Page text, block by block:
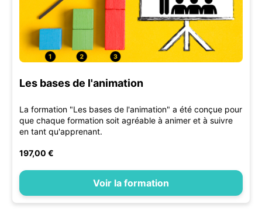
Les bases de l'animation
La formation "Les bases de l'animation" a été conçue pour
que chaque formation soit agréable à animer et à suivre
en tant qu'apprenant.
197,00 €
Voir la formation